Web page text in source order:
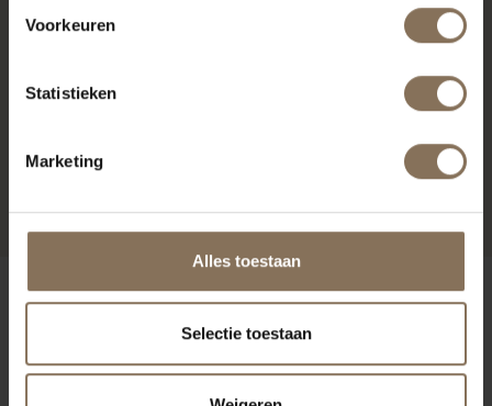
Voorkeuren
Statistieken
Marketing
Alles toestaan
Selectie toestaan
WALNOOT
ONZE MERKEN